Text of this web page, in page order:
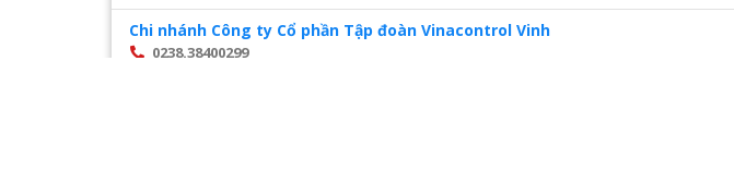
Chi nhánh Công ty Cổ phần Tập đoàn Vinacontrol Vinh
0238.38400299